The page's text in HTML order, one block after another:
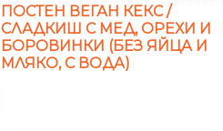
ПОСТЕН ВЕГАН КЕКС /
СЛАДКИШ С МЕД, ОРЕХИ И
БОРОВИНКИ (БЕЗ ЯЙЦА И
МЛЯКО, С ВОДА)